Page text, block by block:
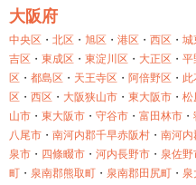
大阪府
中央区 ・ 北区 ・ 旭区 ・ 港区 ・ 西区 ・ 城
吉区 ・ 東成区 ・ 東淀川区 ・ 大正区 ・ 平
区 ・ 都島区 ・ 天王寺区 ・ 阿倍野区 ・ 此
区 ・ 西区 ・ 大阪狭山市 ・ 東大阪市 ・ 松
山市 ・ 東大阪市 ・ 守谷市 ・ 富田林市 ・
八尾市 ・ 南河内郡千早赤阪村 ・ 南河内
泉市 ・ 四條畷市 ・ 河内長野市 ・ 泉佐野
町 ・ 泉南郡熊取町 ・ 泉南郡田尻町 ・ 泉